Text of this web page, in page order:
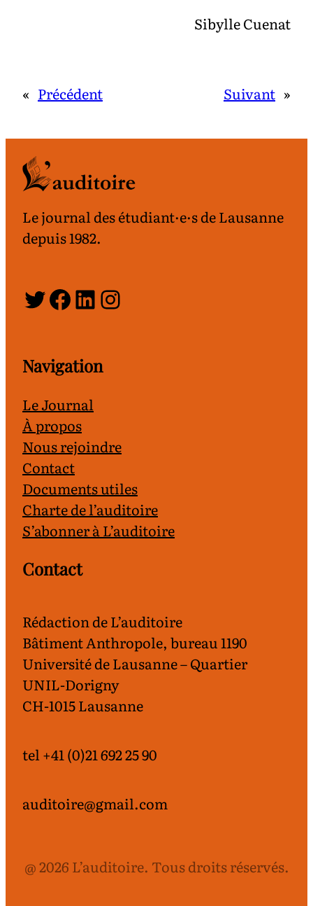
Sibylle Cuenat
« Précédent Suivant »
Le journal des étudiant·e·s de Lausanne
depuis 1982.
Twitter
Facebook
LinkedIn
Instagram
Navigation
Le Journal
À propos
Nous rejoindre
Contact
Documents utiles
Charte de l’auditoire
S’abonner à L’auditoire
Contact
Rédaction de L’auditoire
Bâtiment Anthropole, bureau 1190
Université de Lausanne – Quartier
UNIL-Dorigny
CH-1015 Lausanne
tel +41 (0)21 692 25 90
auditoire@gmail.com
@ 2026 L’auditoire. Tous droits réservés.